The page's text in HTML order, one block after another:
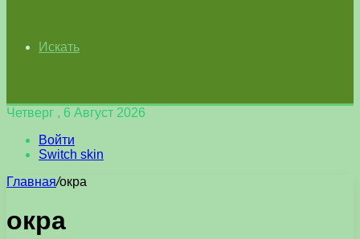
Искать
Четверг , 6 Август 2026
Войти
Switch skin
Главная/окра
окра